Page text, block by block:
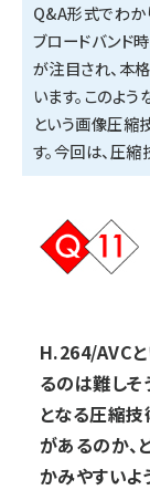
Q&A形式でわか
ブロードバンド
が注目され、本
います。このよ
という画像圧縮
す。今回は、圧
H.264/AVC
るのは難しそ
となる圧縮
があるのか、
かみやすいよ